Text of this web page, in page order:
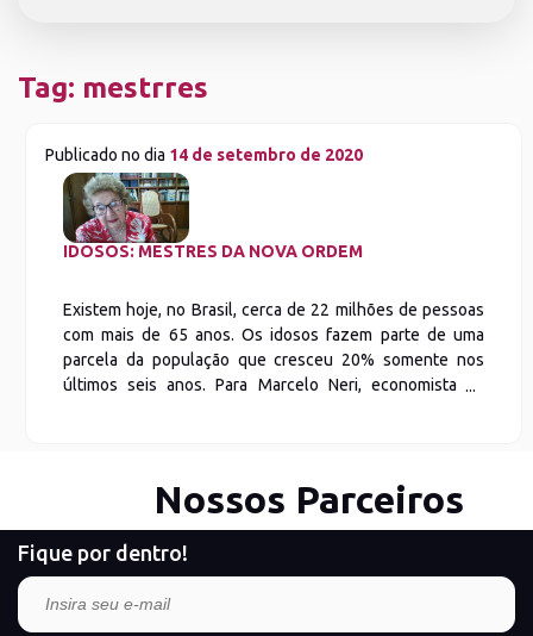
Tag: mestrres
Publicado no dia 14 de setembro de 2020
IDOSOS: MESTRES DA NOVA ORDEM
Existem hoje, no Brasil, cerca de 22 milhões de pessoas
com mais de 65 anos. Os idosos fazem parte de uma
parcela da população que cresceu 20% somente nos
últimos seis anos. Para Marcelo Neri, economista da
Nossos Parceiros
Fique por dentro!